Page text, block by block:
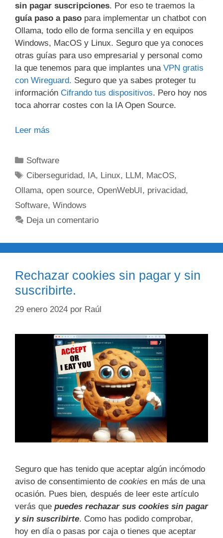
sin pagar suscripciones. Por eso te traemos la
guía paso a paso para implementar un chatbot con
Ollama, todo ello de forma sencilla y en equipos
Windows, MacOS y Linux. Seguro que ya conoces
otras guías para uso empresarial y personal como
la que tenemos para que implantes una VPN gratis
con Wireguard. Seguro que ya sabes proteger tu
información Cifrando tus dispositivos. Pero hoy nos
toca ahorrar costes con la IA Open Source.
Leer más
Categorías
Software
Etiquetas
Ciberseguridad, IA, Linux, LLM, MacOS,
Ollama, open source, OpenWebUI , privacidad,
Software, Windows
Deja un comentario
Rechazar cookies sin pagar y sin
suscribirte.
29 enero 2024 por Raúl
Seguro que has tenido que aceptar algún incómodo
aviso de consentimiento de cookies en más de una
ocasión. Pues bien, después de leer este artículo
verás que puedes rechazar sus cookies sin pagar
y sin suscribirte. Como has podido comprobar,
hoy en día o pasas por caja o tienes que aceptar